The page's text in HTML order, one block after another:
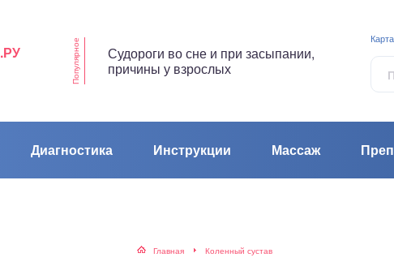
.РУ Популярное
Судороги во сне и при засыпании,
причины у взрослых
Диагностика Инструкции Массаж
Главная Коленный сустав